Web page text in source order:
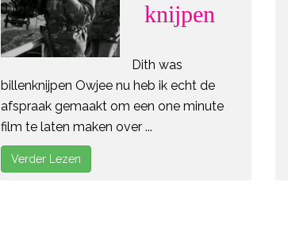
knijpen
Dith was
billenknijpen Owjee nu heb ik echt de
afspraak gemaakt om een one minute
film te laten maken over ...
Verder Lezen